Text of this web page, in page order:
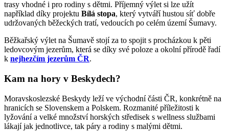
trasy vhodné i pro rodiny s dětmi. Příjemný výlet si lze užít
například díky projektu Bílá stopa, který vytváří hustou síť dobře
udržovaných běžeckých tratí, vedoucích po celém území Šumavy.
Běžkařský výlet na Šumavě stojí za to spojit s procházkou k pěti
ledovcovým jezerům, která se díky své poloze a okolní přírodě řadí
k nejhezčím jezerům ČR.
Kam na hory v Beskydech?
Moravskoslezské Beskydy leží ve východní části ČR, konkrétně na
hranicích se Slovenskem a Polskem. Rozmanité příležitosti k
lyžování a velké množství horských středisek s wellness službami
lákají jak jednotlivce, tak páry a rodiny s malými dětmi.